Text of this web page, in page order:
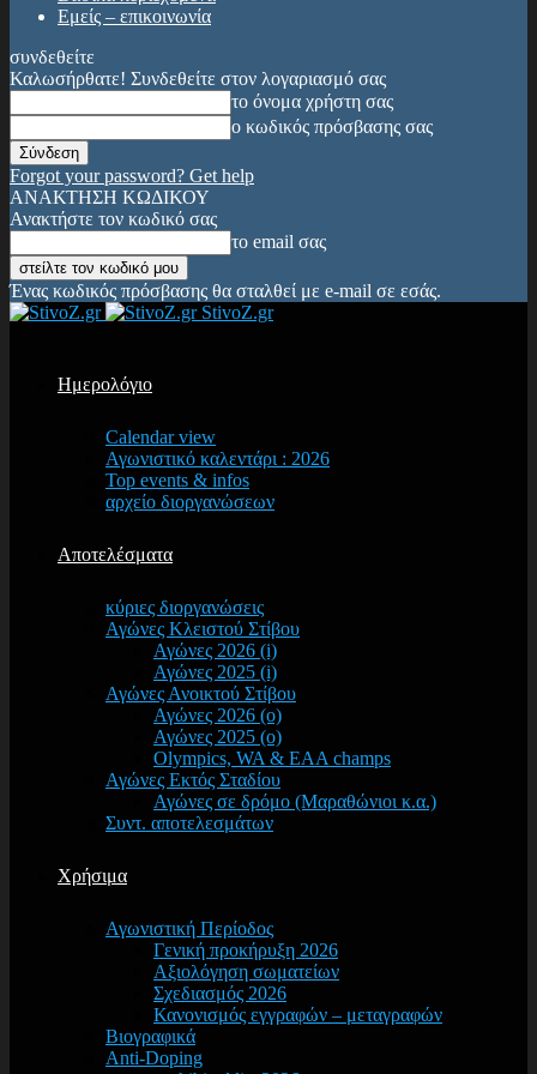
Εμείς – επικοινωνία
συνδεθείτε
Καλωσήρθατε! Συνδεθείτε στον λογαριασμό σας
το όνομα χρήστη σας
ο κωδικός πρόσβασης σας
Forgot your password? Get help
ΑΝΑΚΤΗΣΗ ΚΩΔΙΚΟΥ
Ανακτήστε τον κωδικό σας
το email σας
Ένας κωδικός πρόσβασης θα σταλθεί με e-mail σε εσάς.
StivoZ.gr
Ημερολόγιο
Calendar view
Αγωνιστικό καλεντάρι : 2026
Top events & infos
αρχείο διοργανώσεων
Αποτελέσματα
κύριες διοργανώσεις
Αγώνες Κλειστού Στίβου
Αγώνες 2026 (i)
Αγώνες 2025 (i)
Αγώνες Ανοικτού Στίβου
Αγώνες 2026 (o)
Αγώνες 2025 (o)
Olympics, WA & EAA champs
Αγώνες Εκτός Σταδίου
Αγώνες σε δρόμο (Μαραθώνιοι κ.α.)
Συντ. αποτελεσμάτων
Χρήσιμα
Αγωνιστική Περίοδος
Γενική προκήρυξη 2026
Αξιολόγηση σωματείων
Σχεδιασμός 2026
Κανονισμός εγγραφών – μεταγραφών
Βιογραφικά
Anti-Doping